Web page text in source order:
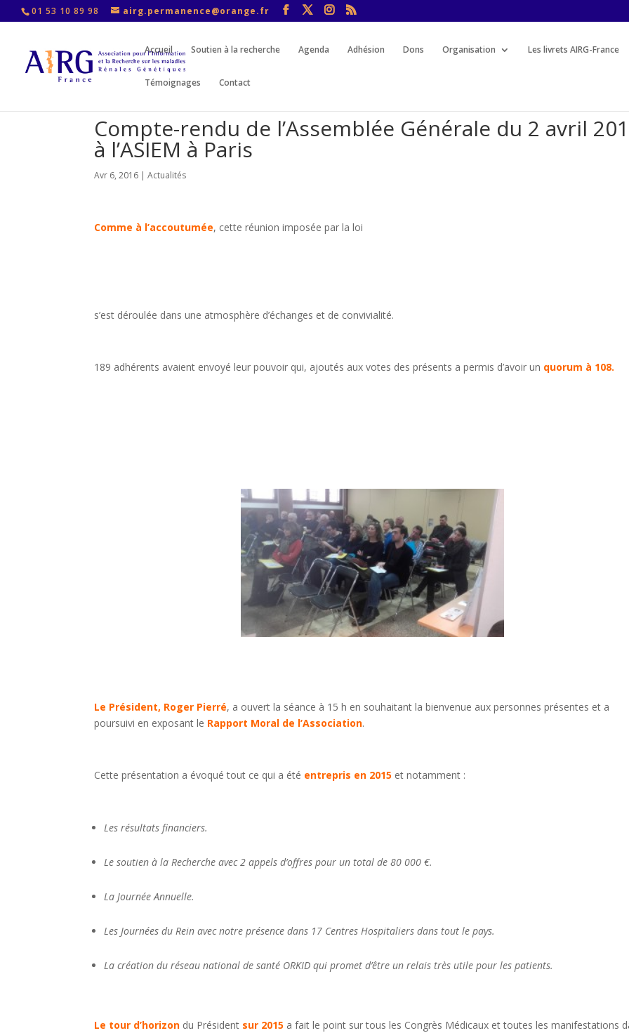
01 53 10 89 98 airg.permanence@orange.fr
Accueil Soutien à la recherche Agenda Adhésion Dons Organisation Les livrets AIRG-France
Témoignages Contact
Compte-rendu de l’Assemblée Générale du 2 avril
à l’ASIEM à Paris
Avr 6, 2016 |Actualités
Comme à l’accoutumée, cette réunion imposée par la loi
s’est déroulée dans une atmosphère d’échanges et de convivialité.
189 adhérents avaient envoyé leur pouvoir qui, ajoutés aux votes des présents a permis d’avoir un quorum à 108.
Le Président, Roger Pierré, a ouvert la séance à 15 h en souhaitant la bienvenue aux personnes présentes et a
poursuivi en exposant le Rapport Moral de l’Association.
Cette présentation a évoqué tout ce qui a été entrepris en 2015 et notamment :
Les résultats financiers.
Le soutien à la Recherche avec 2 appels d’offres pour un total de 80 000 €.
La Journée Annuelle.
Les Journées du Rein avec notre présence dans 17 Centres Hospitaliers dans tout le pays.
La création du réseau national de santé ORKID qui promet d’être un relais très utile pour les patients.
Le tour d’horizon du Président sur 2015 a fait le point sur tous les Congrès Médicaux et toutes les manifestations